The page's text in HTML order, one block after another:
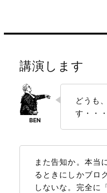
講演します
どうも
す・・・
また告知か。本当
るときにしかブロ
しないな。完全に